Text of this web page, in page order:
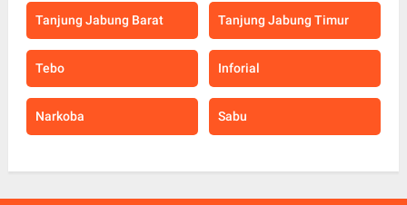
Tanjung Jabung Barat Tanjung Jabung Timur
Tebo Inforial
Narkoba Sabu